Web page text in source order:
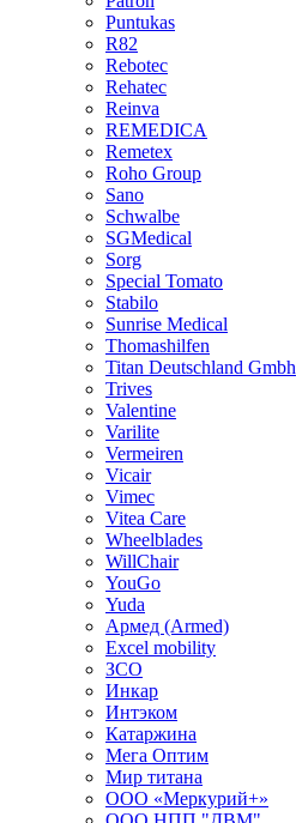
Puntukas
R82
Rebotec
Rehatec
Reinva
REMEDICA
Remetex
Roho Group
Sano
Schwalbe
SGMedical
Sorg
Special Tomato
Stabilo
Sunrise Medical
Thomashilfen
Titan Deutschland Gmbh
Trives
Valentine
Varilite
Vermeiren
Vicair
Vimec
Vitea Care
Wheelblades
WillChair
YouGo
Yuda
Армед (Armed)
Еxcel mobility
ЗСО
Инкар
Интэком
Катаржина
Мега Оптим
Мир титана
ООО «Меркурий+»